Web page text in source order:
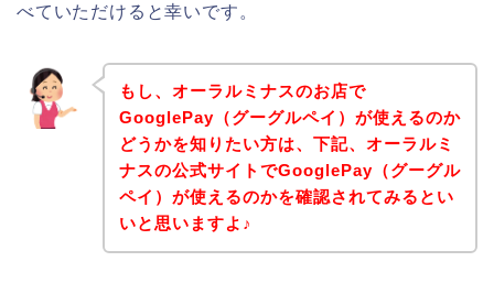
べていただけると幸いです。
もし、オーラルミナスのお店で
GooglePay（グーグルペイ）が使えるのか
どうかを知りたい方は、下記、オーラルミ
ナスの公式サイトでGooglePay（グーグル
ペイ）が使えるのかを確認されてみるとい
いと思いますよ♪